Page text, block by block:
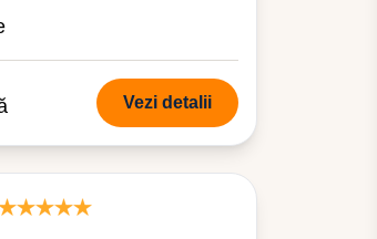
Vezi detalii